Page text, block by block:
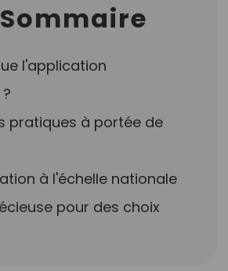
Sommaire
l'application
pratiques à portée de
à l'échelle nationale
pour des choix